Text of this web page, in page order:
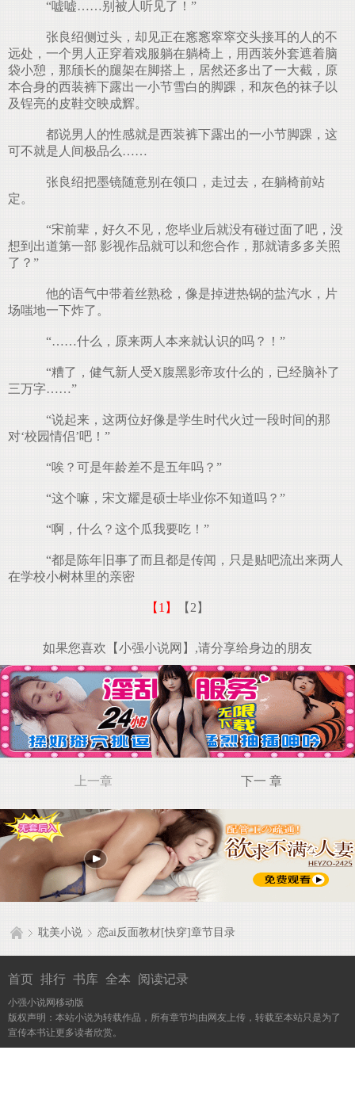
“嘘嘘……别被人听见了！”
张良绍侧过头，却见正在窸窸窣窣交头接耳的人的不
远处，一个男人正穿着戏服躺在躺椅上，用西装外套遮着脑
袋小憩，那颀长的腿架在脚搭上，居然还多出了一大截，原
本合身的西装裤下露出一小节雪白的脚踝，和灰色的袜子以
及锃亮的皮鞋交映成辉。
都说男人的性感就是西装裤下露出的一小节脚踝，这
可不就是人间极品么……
张良绍把墨镜随意别在领口，走过去，在躺椅前站
定。
“宋前辈，好久不见，您毕业后就没有碰过面了吧，没
想到出道第一部 影视作品就可以和您合作，那就请多多关照
了？”
他的语气中带着丝熟稔，像是掉进热锅的盐汽水，片
场嗤地一下炸了。
“……什么，原来两人本来就认识的吗？！”
“糟了，健气新人受X腹黑影帝攻什么的，已经脑补了
三万字……”
“说起来，这两位好像是学生时代火过一段时间的那
对‘校园情侣’吧！”
“唉？可是年龄差不是五年吗？”
“这个嘛，宋文耀是硕士毕业你不知道吗？”
“啊，什么？这个瓜我要吃！”
“都是陈年旧事了而且都是传闻，只是贴吧流出来两人
在学校小树林里的亲密
【1】 【2】
如果您喜欢【小强小说网】,请分享给身边的朋友
上一章 下一 章
耽美小说 恋ai反面教材[快穿]章节目录
首页 排行 书库 全本 阅读记录
小强小说网移动版
版权声明：本站小说为转载作品，所有章节均由网友上传，转载至本站只是为了
宣传本书让更多读者欣赏。